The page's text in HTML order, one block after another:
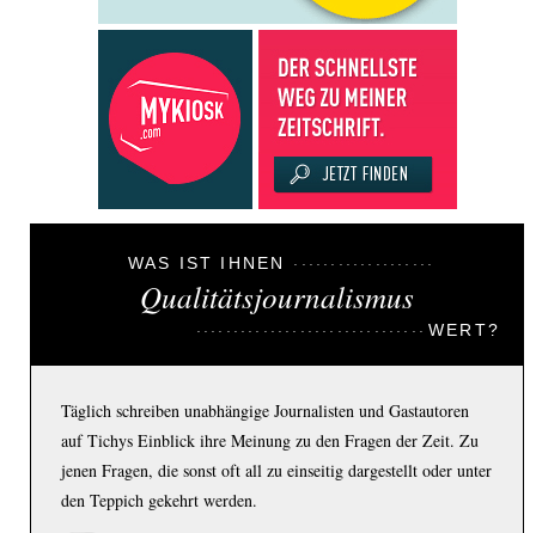
WAS IST IHNEN
Qualitätsjournalismus
WERT?
Täglich schreiben unabhängige Journalisten und Gastautoren
auf Tichys Einblick ihre Meinung zu den Fragen der Zeit. Zu
jenen Fragen, die sonst oft all zu einseitig dargestellt oder unter
den Teppich gekehrt werden.